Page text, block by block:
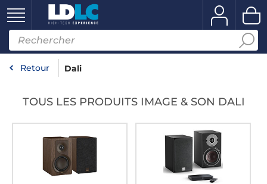
Retour Dali
TOUS LES PRODUITS IMAGE & SON DALI